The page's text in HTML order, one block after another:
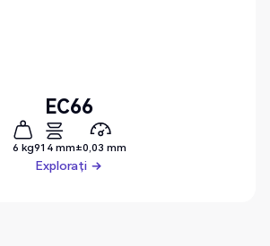
EC66
6 kg914 mm±0,03 mm
Explorați